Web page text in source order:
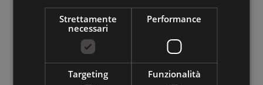
Strettamente
necessari
Performance
Targeting Funzionalità